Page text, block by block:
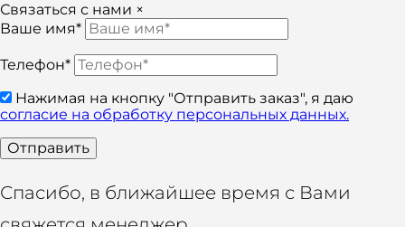
Связаться с нами ×
Ваше имя*
Телефон*
Нажимая на кнопку "Отправить заказ", я даю
согласие на обработку персональных данных.
Отправить
Спасибо, в ближайшее время с Вами